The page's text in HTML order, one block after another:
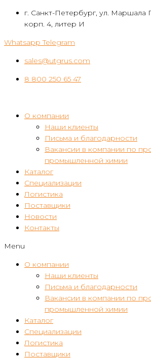
Перейтиг. Санкт-Петербург, ул. Маршала
корп. 4, литер И
Whatsapp Telegram
sales@utgrus.com
8 800 250 65 47
О компании
Наши клиенты
Письма и благодарности
Вакансии в компании по
промышленной химии
Каталог
Специализации
Логистика
Поставщики
Новости
Контакты
Menu
О компании
Наши клиенты
Письма и благодарности
Вакансии в компании по
промышленной химии
Каталог
Специализации
Логистика
Поставщики